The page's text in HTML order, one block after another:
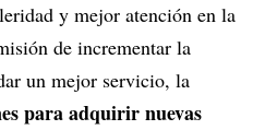
y mejor atención en la
de incrementar la
un mejor servicio, la
para adquirir nuevas